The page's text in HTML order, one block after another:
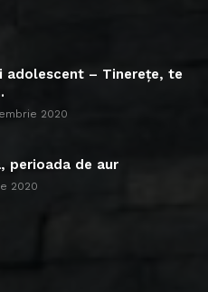
adolescent – Tinerețe, te
2020
perioada de aur
2020